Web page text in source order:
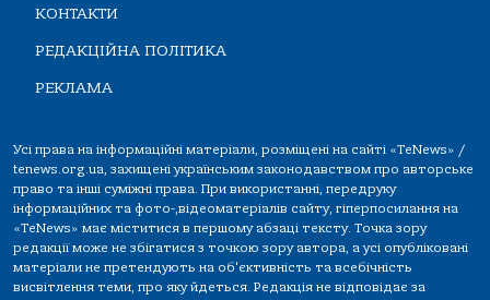
КОНТАКТИ
РЕДАКЦІЙНА ПОЛІТИКА
РЕКЛАМА
Усі права на інформаційні матеріали, розміщені на сайті «TeNews» /
tenews.org.ua, захищені українським законодавством про авторське
право та інші суміжні права. При використанні, передруку
інформаційних та фото-,відеоматеріалів сайту, гіперпосилання на
«TeNews» має міститися в першому абзаці тексту. Точка зору
редакції може не збігатися з точкою зору автора, а усі опубліковані
матеріали не претендують на об'єктивність та всебічність
висвітлення теми, про яку йдеться. Редакція не відповідає за